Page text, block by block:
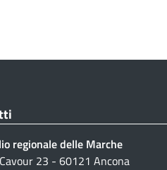
regionale delle Marche
23 - 60121 Ancona